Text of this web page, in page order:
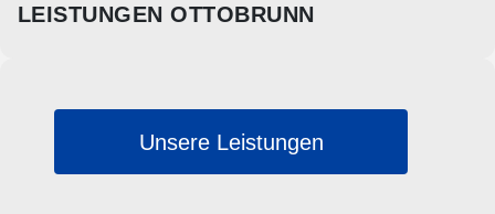
LEISTUNGEN OTTOBRUNN
Unsere Leistungen